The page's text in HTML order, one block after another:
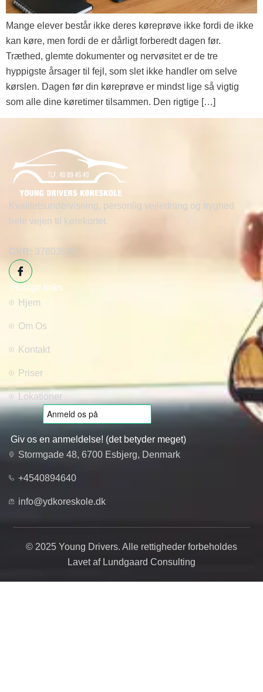
Mange elever består ikke deres køreprøve ikke fordi de ikke
kan køre, men fordi de er dårligt forberedt dagen før.
Træthed, glemte dokumenter og nervøsitet er de tre
hyppigste årsager til fejl, som slet ikke handler om selve
kørslen. Dagen før din køreprøve er mindst lige så vigtig
som alle dine køretimer tilsammen. Den rigtige […]
Kvalitetsundervisning, personlig vejledning og tryghed
hele vejen til kørekortet.
CVR: 37803626
Hurtige links
Hjem
Om Os
Kontakt
Priser
Lokationer
Giv os en anmeldelse! (det betyder meget)
Stormgade 48, 6700 Esbjerg, Denmark
+4540894640
info@ydkoreskole.dk
© 2025 Young Drivers. Alle rettigheder forbeholdes
Lavet af Lundgaard Consulting